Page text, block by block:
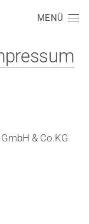
MENÜ
& Co.KG